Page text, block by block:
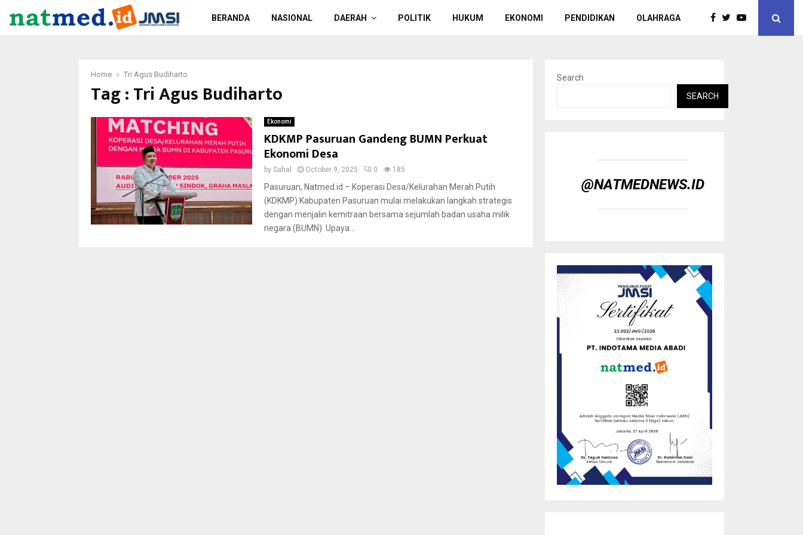
BERANDA NASIONAL DAERAH POLITIK HUKUM EKONOMI PENDIDIKAN OLAHRAGA
Home Tri Agus Budiharto
Tag : Tri Agus Budiharto
Ekonomi
KDKMP Pasuruan Gandeng BUMN Perkuat
Ekonomi Desa
by Sahal October 9, 2025 0 185
Pasuruan, Natmed.id – Koperasi Desa/Kelurahan Merah Putih
(KDKMP) Kabupaten Pasuruan mulai melakukan langkah strategis
dengan menjalin kemitraan bersama sejumlah badan usaha milik
negara (BUMN). Upaya...
Search
SEARCH
@NATMEDNEWS.ID